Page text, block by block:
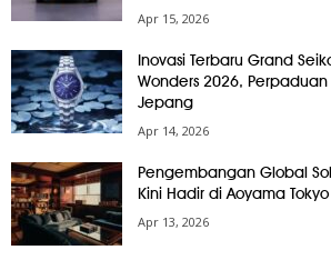
Apr 15, 2026
Inovasi Terbaru Grand
Wonders 2026, Perpaduan
Jepang
Apr 14, 2026
Pengembangan Global
Kini Hadir di Aoyama
Apr 13, 2026